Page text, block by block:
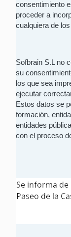
consentimiento
proceder a
cualquiera de
Sofbrain S.L no
su
los que sea
ejecutar
Estos datos se
formación,
entidades
con el proceso